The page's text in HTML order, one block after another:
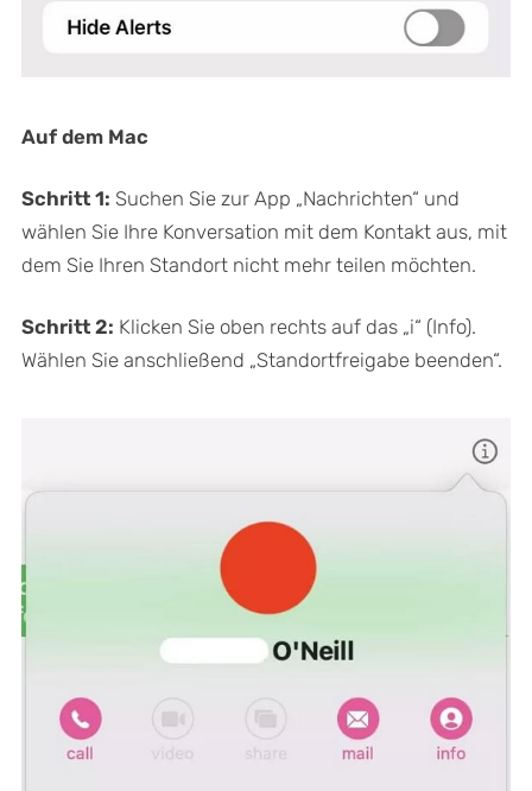
Auf dem Mac
Schritt 1: Suchen Sie zur App „Nachrichten“ und
wählen Sie Ihre Konversation mit dem Kontakt aus, mit
dem Sie Ihren Standort nicht mehr teilen möchten.
Schritt 2: Klicken Sie oben rechts auf das „i“ (Info).
Wählen Sie anschließend „Standortfreigabe beenden“.